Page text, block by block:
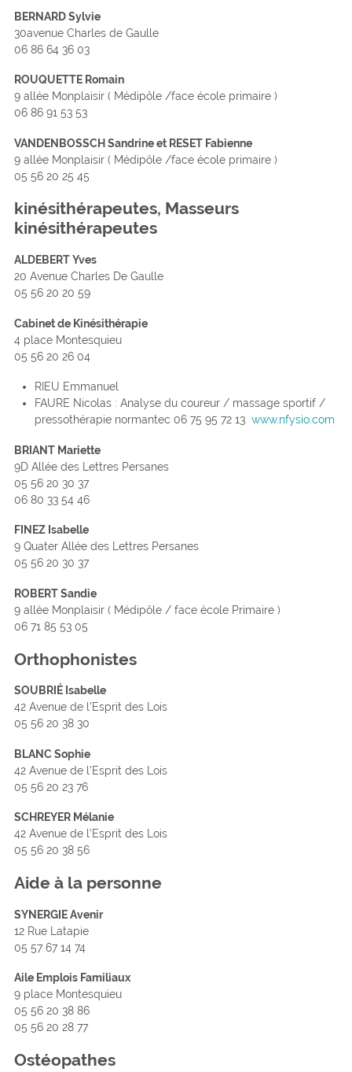
BERNARD Sylvie
30avenue Charles de Gaulle
06 86 64 36 03
ROUQUETTE Romain
9 allée Monplaisir ( Médipôle /face école primaire )
06 86 91 53 53
VANDENBOSSCH Sandrine et RESET Fabienne
9 allée Monplaisir ( Médipôle /face école primaire )
05 56 20 25 45
kinésithérapeutes, Masseurs
kinésithérapeutes
ALDEBERT Yves
20 Avenue Charles De Gaulle
05 56 20 20 59
Cabinet de Kinésithérapie
4 place Montesquieu
05 56 20 26 04
RIEU Emmanuel
FAURE Nicolas : Analyse du coureur / massage sportif /
pressothérapie normantec 06 75 95 72 13 www.nfysio.com
BRIANT Mariette
9D Allée des Lettres Persanes
05 56 20 30 37
06 80 33 54 46
FINEZ Isabelle
9 Quater Allée des Lettres Persanes
05 56 20 30 37
ROBERT Sandie
9 allée Monplaisir ( Médipôle / face école Primaire )
06 71 85 53 05
Orthophonistes
SOUBRIÉ Isabelle
42 Avenue de l’Esprit des Lois
05 56 20 38 30
BLANC Sophie
42 Avenue de l’Esprit des Lois
05 56 20 23 76
SCHREYER Mélanie
42 Avenue de l’Esprit des Lois
05 56 20 38 56
Aide à la personne
SYNERGIE Avenir
12 Rue Latapie
05 57 67 14 74
Aile Emplois Familiaux
9 place Montesquieu
05 56 20 38 86
05 56 20 28 77
Ostéopathes